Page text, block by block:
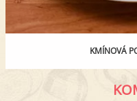
KMÍNOVÁ